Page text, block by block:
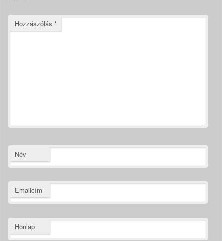
Hozzászólás *
Név
Emailcím
Honlap